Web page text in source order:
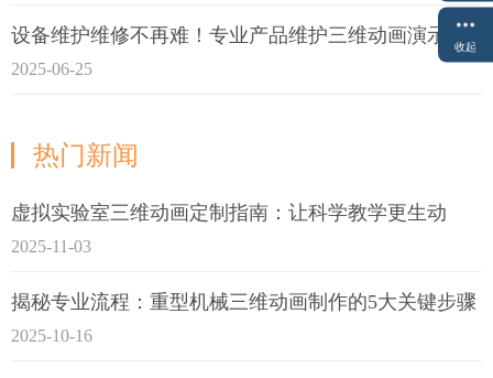
设备维护维修不再难！专业产品维护三维动画演示定制指南
2025-06-25
热门新闻
虚拟实验室三维动画定制指南：让科学教学更生动
2025-11-03
揭秘专业流程：重型机械三维动画制作的5大关键步骤
2025-10-16
收起